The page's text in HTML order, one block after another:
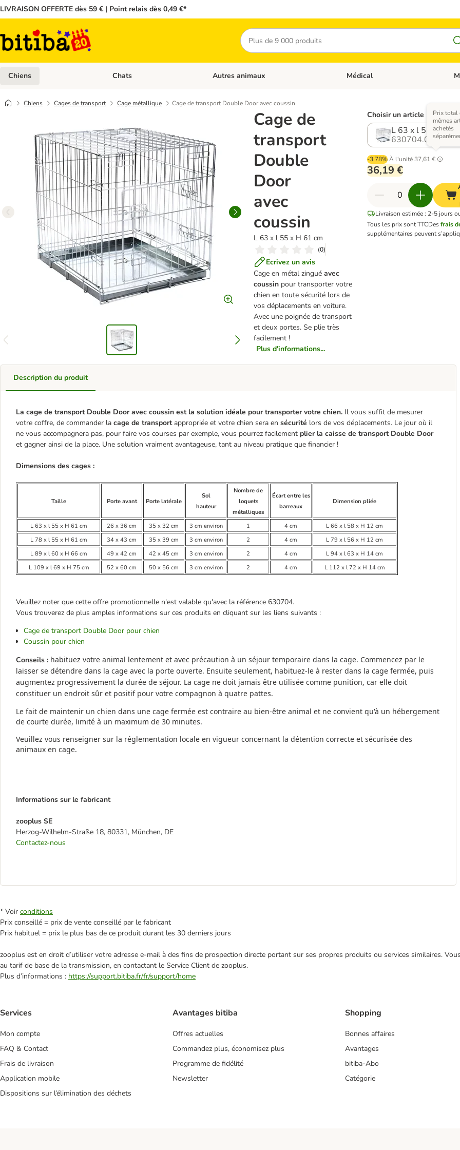
LIVRAISON OFFERTE dès 59 € | Point relais dès 0,49 €*
Rechercher
Chiens Dérouler les catégories: Chiens
Chats Dérouler les catégories: Chats
Autres animaux Dérouler les catégories: Autres
Médical
Chiens Cages de transport Cage métallique Cage de transport Double Door avec coussin
Cage de
transport
Double
Door
avec
coussin
L 63 x l 55 x H 61 cm
(0)
Ecrivez un avis
Cage en métal zingué avec
coussin pour transporter votre
chien en toute sécurité lors de
vos déplacements en voiture.
Avec une poignée de transport
et deux portes. Se plie très
facilement !
Plus d'informations...
Choisir un article (4
L 63 x l 55 x H 61
630704.0
-3.78% À l'unité 37,61 €
Prix total
mêmes
achetés
36,19 €
Livraison estimée : 2-5 jours
Tous les prix sont TTCDesfrais
supplémentaires peuvent
Description du produit
La cage de transport Double Door avec coussin est la solution idéale pour transporter votre chien. Il vous suffit de mesurer
votre coffre, de commander la cage de transportappropriée et votre chien sera en sécurité lors de vos déplacements. Le jour où il
ne vous accompagnera pas, pour faire vos courses par exemple, vous pourrez facilement plier la caisse de transport Double Door
et gagner ainsi de la place. Une solution vraiment avantageuse, tant au niveau pratique que financier !
Dimensions des cages :
Taille Porte avant Porte latérale
Sol
hauteur
Nombre de
loquets
métalliques
Écart entre les
barreaux
Dimension pliée
L 63 x l 55 x H 61 cm 26 x 36 cm 35 x 32 cm 3 cm environ 1 4 cm
L 66 x l 58 x H 12 cm
L 78 x l 55 x H 61 cm
34 x 43 cm 35 x 39 cm 3 cm environ 2 4 cm
L 79 x l 56 x H 12 cm
L 89 x l 60 x H 66 cm
49 x 42 cm 42 x 45 cm 3 cm environ 2 4 cm
L 94 x l 63 x H 14 cm
L 109 x l 69 x H 75 cm
52 x 60 cm 50 x 56 cm 3 cm environ 2 4 cm L 112 x l 72 x H 14 cm
Veuillez noter que cette offre promotionnelle n'est valable qu'avec la référence 630704.
Vous trouverez de plus amples informations sur ces produits en cliquant sur les liens suivants :
Cage de transport Double Door pour chien
Coussin pour chien
Conseils : habituez votre animal lentement et avec précaution à un séjour temporaire dans la cage. Commencez par le
laisser se détendre dans la cage avec la porte ouverte. Ensuite seulement, habituez-le à rester dans la cage fermée, puis
augmentez progressivement la durée de séjour. La cage ne doit jamais être utilisée comme punition, car elle doit
constituer un endroit sûr et positif pour votre compagnon à quatre pattes.
Le fait de maintenir un chien dans une cage fermée est contraire au bien-être animal et ne convient qu'à un hébergement
de courte durée, limité à un maximum de 30 minutes.
Veuillez vous renseigner sur la réglementation locale en vigueur concernant la détention correcte et sécurisée des
animaux en cage.
Informations sur le fabricant
zooplus SE
Herzog-Wilhelm-Straße 18, 80331, München, DE
Contactez-nous
* Voir conditions
Prix conseillé = prix de vente conseillé par le fabricant
Prix habituel = prix le plus bas de ce produit durant les 30 derniers jours
zooplus est en droit d’utiliser votre adresse e‑mail à des fins de prospection directe portant sur ses propres produits ou services similaires.
au tarif de base de la transmission, en contactant le Service Client de zooplus.
Plus d’informations : https://support.bitiba.fr/fr/support/home
Services
Mon compte
FAQ & Contact
Frais de livraison
Application mobile
Dispositions sur l’élimination des déchets
Avantages bitiba
Offres actuelles
Commandez plus, économisez plus
Programme de fidélité
Newsletter
Shopping
Bonnes affaires
Avantages
bitiba-Abo
Catégorie